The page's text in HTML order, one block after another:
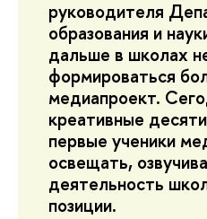
руководителя
образования и
дальше в школах
формироваться
медиапроект.
креативные
первые ученики
освещать,
деятельность
позиции.